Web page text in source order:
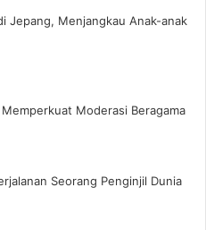
Jepang, Menjangkau Anak-anak
Moderasi Beragama
Seorang Penginjil Dunia